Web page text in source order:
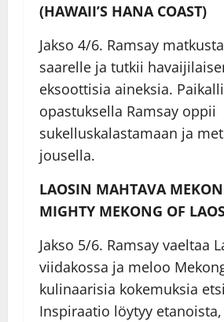
(HAWAII’S HANA COAST)
Jakso 4/6. Ramsay
saarelle ja tutkii
eksoottisia aineksia.
opastuksella Ramsay oppii
sukelluskalastamaan ja
jousella.
LAOSIN MAHTAVA
MIGHTY MEKONG OF
Jakso 5/6. Ramsay vaeltaa
viidakossa ja meloo
kulinaarisia kokemuksia
Inspiraatio löytyy etanoista,